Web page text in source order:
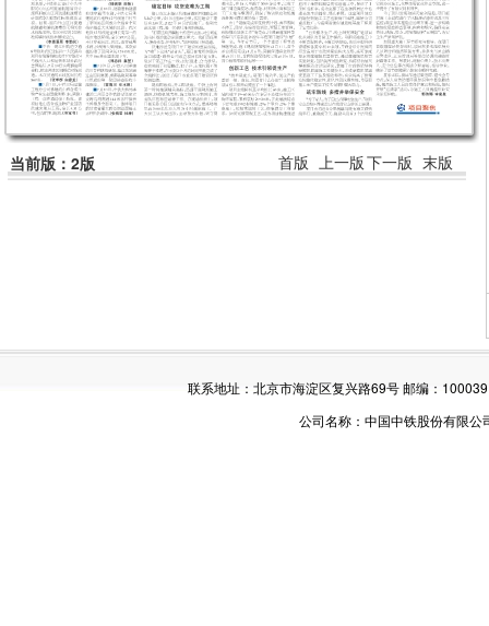
当前版：2版 首版 上一版下一版 末版
联系地址：北京市海淀区复兴路69号 邮编：
公司名称：中国中铁股份有限